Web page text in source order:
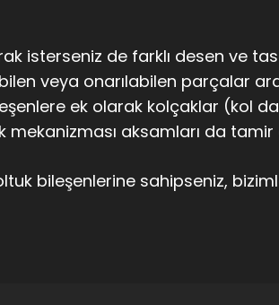
isterseniz de farklı desen ve
veya onarılabilen parçalar
ek olarak kolçaklar (kol
mekanizması aksamları da tamir
bileşenlerine sahipseniz,